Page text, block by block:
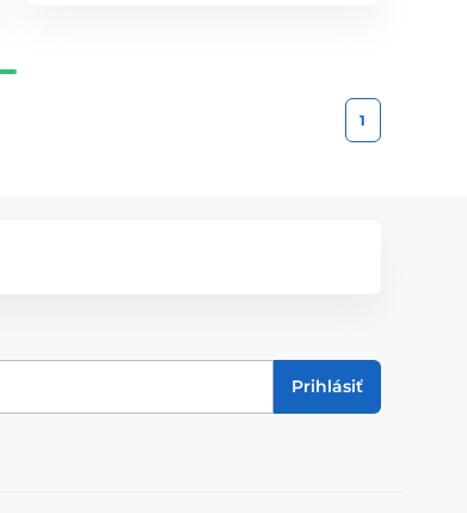
1
Prihlásiť